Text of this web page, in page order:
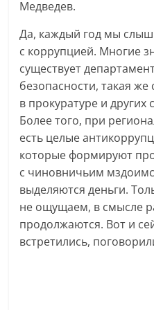
Медведев.
Да, каждый год мы
с коррупцией. Многие
существует
безопасности, такая же
в прокуратуре и других
Более того, при
есть целые
которые формируют
с чиновничьим
выделяются деньги.
не ощущаем, в смысле
продолжаются. Вот и
встретились,